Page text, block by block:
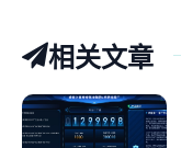
相关文章